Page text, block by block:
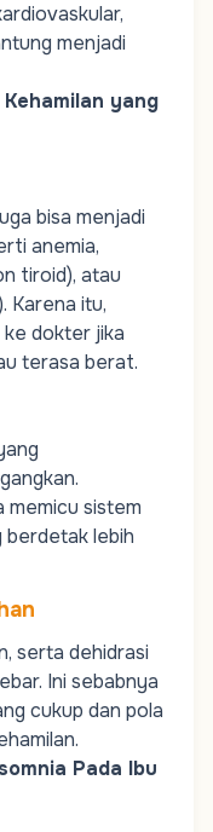
menjadi
yang
bisa menjadi
anemia,
tiroid), atau
Karena itu,
dokter jika
terasa berat.
memicu sistem
berdetak lebih
serta dehidrasi
Ini sebabnya
cukup dan pola
Pada Ibu